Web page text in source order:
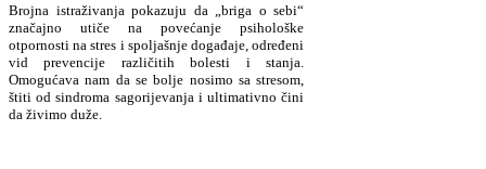
Brojna istraživanja pokazuju da „briga o sebi“
značajno utiče na povećanje psihološke
otpornosti na stres i spoljašnje događaje, određeni
vid prevencije različitih bolesti i stanja.
Omogućava nam da se bolje nosimo sa stresom,
štiti od sindroma sagorijevanja i ultimativno čini
da živimo duže.